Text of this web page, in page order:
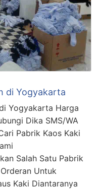
di Yogyakarta
Yogyakarta Harga
Dika SMS/WA
Pabrik Kaos Kaki
Salah Satu Pabrik
Untuk
Kaki Diantaranya